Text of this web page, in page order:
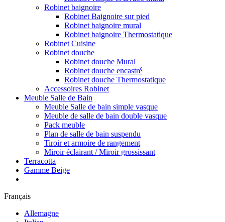
Robinet baignoire
Robinet Baignoire sur pied
Robinet baignoire mural
Robinet baignoire Thermostatique
Robinet Cuisine
Robinet douche
Robinet douche Mural
Robinet douche encastré
Robinet douche Thermostatique
Accessoires Robinet
Meuble Salle de Bain
Meuble Salle de bain simple vasque
Meuble de salle de bain double vasque
Pack meuble
Plan de salle de bain suspendu
Tiroir et armoire de rangement
Miroir éclairant / Miroir grossissant
Terracotta
Gamme Beige
Français
Allemagne